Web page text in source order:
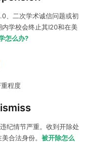
、二次学术诚信问题或初
学校会终止其I20和在美
怎么办?
纪情节严重。收到开除处
合法身份。 被开除怎么
校提出
学生身份。如果永久开除
和申请。